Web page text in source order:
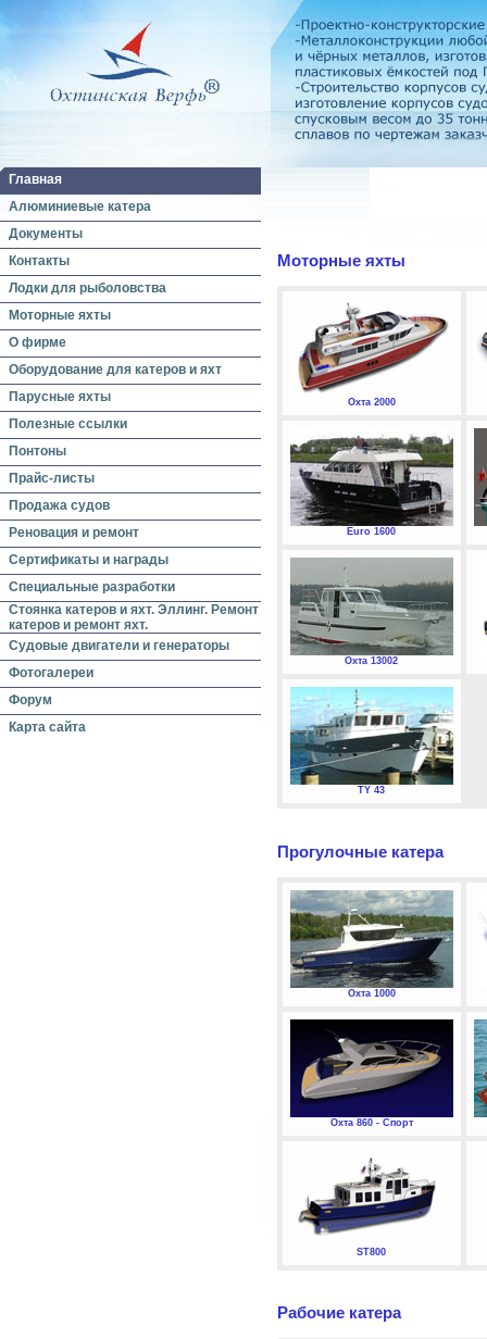
Главная
Алюминиевые катера
Документы
Контакты
Лодки для рыболовства
Моторные яхты
О фирме
Оборудование для катеров и яхт
Парусные яхты
Полезные ссылки
Понтоны
Прайс-листы
Продажа судов
Реновация и ремонт
Сертификаты и награды
Специальные разработки
Стоянка катеров и яхт. Эллинг. Ремонт
катеров и ремонт яхт.
Судовые двигатели и генераторы
Фотогалереи
Форум
Карта сайта
Моторные яхты
Охта 2000
Euro 1600
Охта 13002
TY 43
Прогулочные катера
Охта 1000
Охта 860 - Спорт
ST800
Рабочие катера